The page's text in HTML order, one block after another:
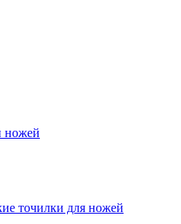
ножей
точилки для ножей